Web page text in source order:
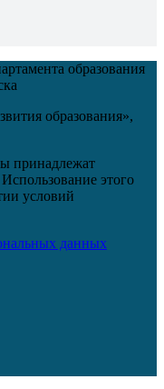
образования
образования»,
принадлежат
этого
условий
данных